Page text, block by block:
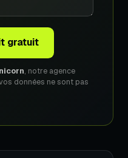
gratuit
, notre agence
données ne sont pas